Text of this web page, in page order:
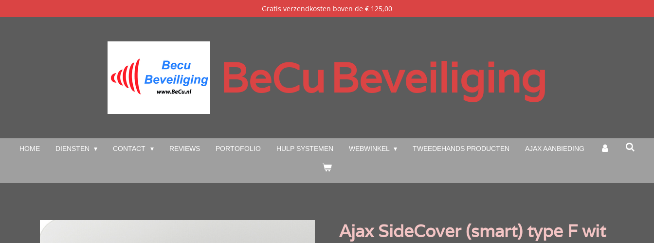
direct
Gratis verzendkosten boven de € 125,00
BeCu Beveiliging
HOME DIENSTEN CONTACT REVIEWS PORTOFOLIO HULP SYSTEMEN WEBWINKEL TWEEDEHANDS PRODUCTEN AJAX AANBIEDING
Ajax SideCover (smart) type F wit